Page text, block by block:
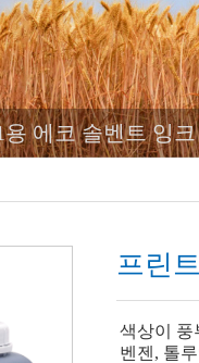
에코 솔벤트 잉크
프린
색상이 풍
벤젠, 톨